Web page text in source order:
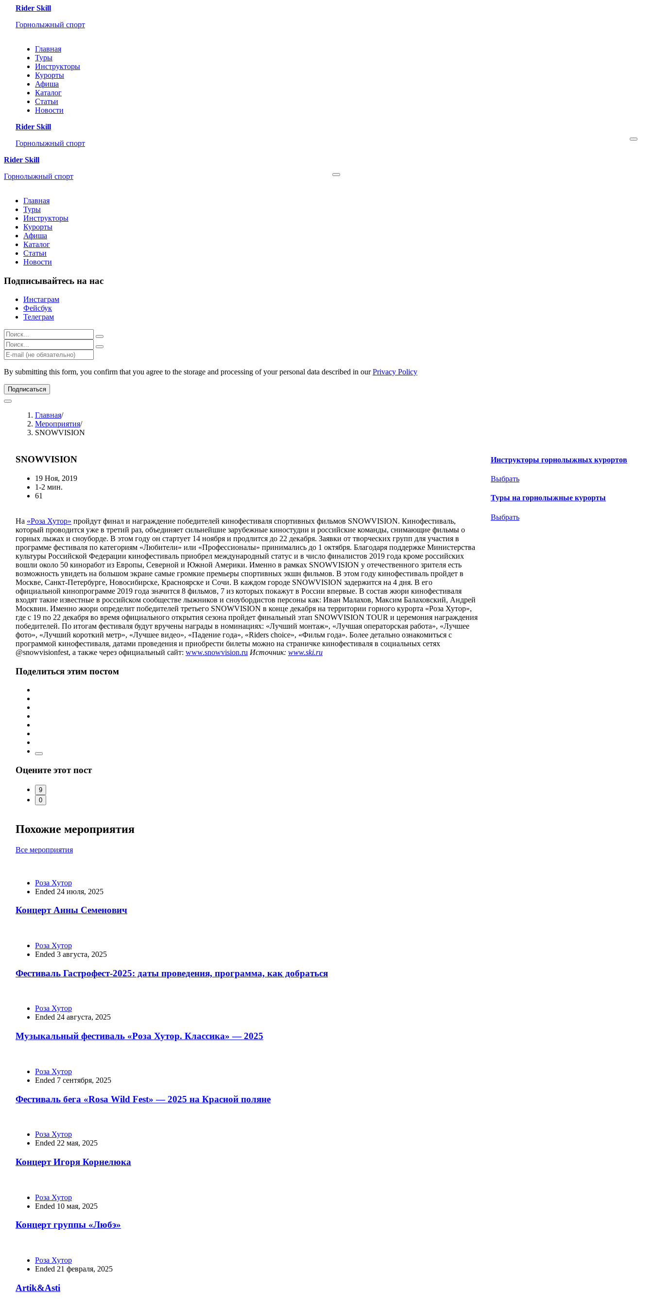
Rider Skill
Горнолыжный спорт
Главная
Туры
Инструкторы
Курорты
Афиша
Каталог
Статьи
Новости
Rider Skill
Горнолыжный спорт
Rider Skill
Горнолыжный спорт
Главная
Туры
Инструкторы
Курорты
Афиша
Каталог
Статьи
Новости
Подписывайтесь на нас
Инстаграм
Фейсбук
Телеграм
Результаты
поиска
для:
%s:
Результаты
поиска
для:
%s:
By submitting this form, you confirm that you agree to the storage and processing of your personal data described in ourPrivacy Policy
Подписаться
Главная/
Мероприятия/
SNOWVISION
SNOWVISION
19 Ноя, 2019
1-2 мин.
61
На «Роза Хутор» пройдут финал и награждение победителей кинофестиваля спортивных фильмов SNOWVISION. Кинофестиваль,
который проводится уже в третий раз, объединяет сильнейшие зарубежные киностудии и российские команды, снимающие фильмы о
горных лыжах и сноуборде. В этом году он стартует 14 ноября и продлится до 22 декабря. Заявки от творческих групп для участия в
программе фестиваля по категориям «Любители» или «Профессионалы» принимались до 1 октября. Благодаря поддержке Министерства
культуры Российской Федерации кинофестиваль приобрел международный статус и в число финалистов 2019 года кроме российских
вошли около 50 киноработ из Европы, Северной и Южной Америки. Именно в рамках SNOWVISION у отечественного зрителя есть
возможность увидеть на большом экране самые громкие премьеры спортивных экшн фильмов. В этом году кинофестиваль пройдет в
Москве, Санкт-Петербурге, Новосибирске, Красноярске и Сочи. В каждом городе SNOWVISION задержится на 4 дня. В его
официальной кинопрограмме 2019 года значится 8 фильмов, 7 из которых покажут в России впервые. В состав жюри кинофестиваля
входят такие известные в российском сообществе лыжников и сноубордистов персоны как: Иван Малахов, Максим Балаховский, Андрей
Москвин. Именно жюри определит победителей третьего SNOWVISION в конце декабря на территории горного курорта «Роза Хутор»,
где с 19 по 22 декабря во время официального открытия сезона пройдет финальный этап SNOWVISION TOUR и церемония награждения
победителей. По итогам фестиваля будут вручены награды в номинациях: «Лучший монтаж», «Лучшая операторская работа», «Лучшее
фото», «Лучший короткий метр», «Лучшее видео», «Падение года», «Riders choice», «Фильм года». Более детально ознакомиться с
программой кинофестиваля, датами проведения и приобрести билеты можно на страничке кинофестиваля в социальных сетях
@snowvisionfest, а также через официальный сайт: www.snowvision.ru Источник: www.ski.ru
Поделиться этим постом
Оцените этот пост
9
0
Инструкторы горнолыжных курортов
Выбрать
Туры на горнолыжные курорты
Выбрать
Похожие мероприятия
Все мероприятия
Роза Хутор
Ended 24 июля, 2025
Концерт Анны Семенович
Роза Хутор
Ended 3 августа, 2025
Фестиваль Гастрофест-2025: даты проведения, программа, как добраться
Роза Хутор
Ended 24 августа, 2025
Музыкальный фестиваль «Роза Хутор. Классика» — 2025
Роза Хутор
Ended 7 сентября, 2025
Фестиваль бега «Rosa Wild Fest» — 2025 на Красной поляне
Роза Хутор
Ended 22 мая, 2025
Концерт Игоря Корнелюка
Роза Хутор
Ended 10 мая, 2025
Концерт группы «Любэ»
Роза Хутор
Ended 21 февраля, 2025
Artik&Asti